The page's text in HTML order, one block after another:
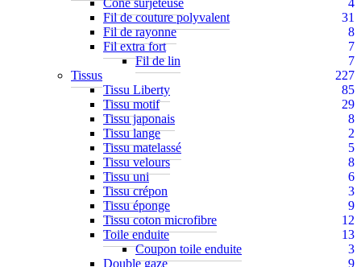
Cône surjeteuse
4
Fil de couture polyvalent
31
Fil de rayonne
8
Fil extra fort
7
Fil de lin
7
Tissus
227
Tissu Liberty
85
Tissu motif
29
Tissu japonais
8
Tissu lange
2
Tissu matelassé
5
Tissu velours
8
Tissu uni
6
Tissu crépon
3
Tissu éponge
9
Tissu coton microfibre
12
Toile enduite
13
Coupon toile enduite
3
Double gaze
9